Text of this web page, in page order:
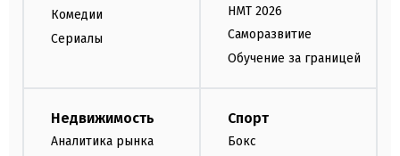
Комедии
Сериалы
НМТ 2026
Саморазвитие
Обучение за границей
Недвижимость
Аналитика рынка
Спорт
Бокс